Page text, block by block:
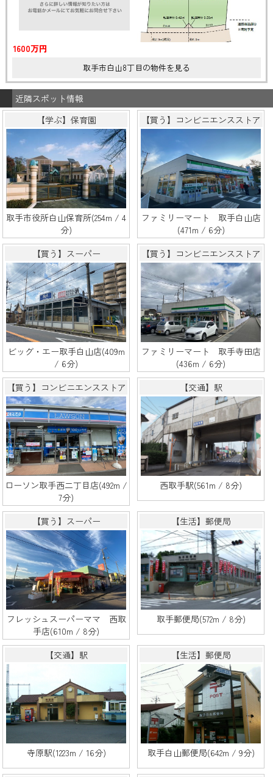
1600万円
取手市白山8丁目の物件を見る
近隣スポット情報
【学ぶ】保育園
取手市役所白山保育所(254m / 4
分)
【買う】コンビニエンスストア
ファミリーマート 取手白山店
(471m / 6分)
【買う】スーパー
ビッグ・エー取手白山店(409m
/ 6分)
【買う】コンビニエンスストア
ファミリーマート 取手寺田店
(436m / 6分)
【買う】コンビニエンスストア
ローソン取手西二丁目店(492m /
7分)
【交通】駅
西取手駅(561m / 8分)
【買う】スーパー
フレッシュスーパーママ 西取
手店(610m / 8分)
【生活】郵便局
取手郵便局(572m / 8分)
【交通】駅
寺原駅(1223m / 16分)
【生活】郵便局
取手白山郵便局(642m / 9分)